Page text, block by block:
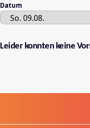
Datum
Leider konnten keine